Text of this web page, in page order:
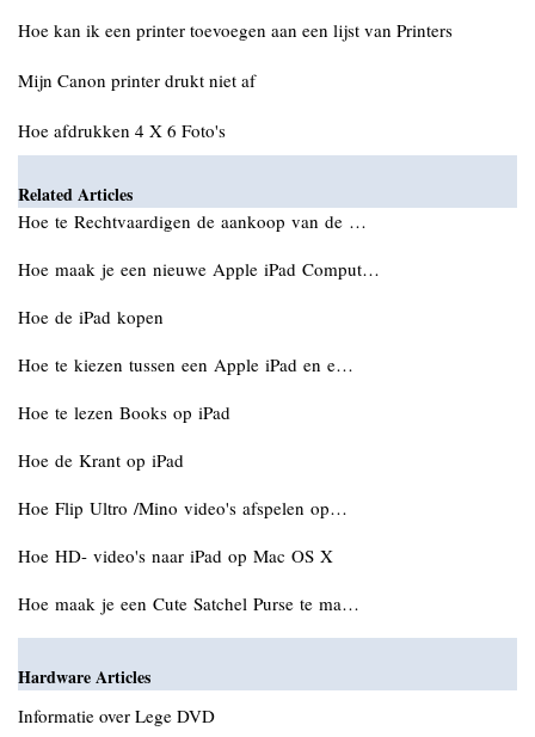
Hoe kan ik een printer toevoegen aan een lijst van Printers
Mijn Canon printer drukt niet af
Hoe afdrukken 4 X 6 Foto's
Related Articles
Hoe te Rechtvaardigen de aankoop van de …
Hoe maak je een nieuwe Apple iPad Comput…
Hoe de iPad kopen
Hoe te kiezen tussen een Apple iPad en e…
Hoe te lezen Books op iPad
Hoe de Krant op iPad
Hoe Flip Ultro /Mino video's afspelen op…
Hoe HD- video's naar iPad op Mac OS X
Hoe maak je een Cute Satchel Purse te ma…
Hardware Articles
Informatie over Lege DVD